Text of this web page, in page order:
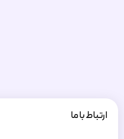
ارتباط با ما